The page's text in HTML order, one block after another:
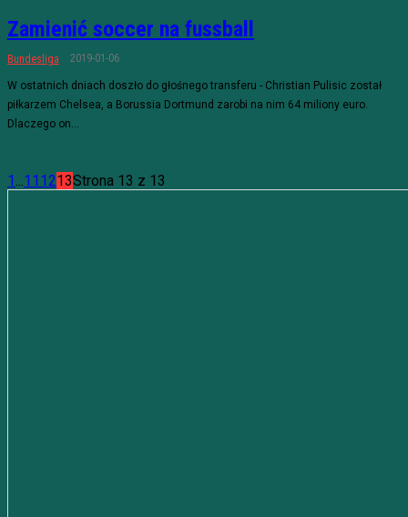
Zamienić soccer na fussball
Bundesliga 2019-01-06
W ostatnich dniach doszło do głośnego transferu - Christian Pulisic został
piłkarzem Chelsea, a Borussia Dortmund zarobi na nim 64 miliony euro.
Dlaczego on...
1 ...11 1213Strona 13 z 13